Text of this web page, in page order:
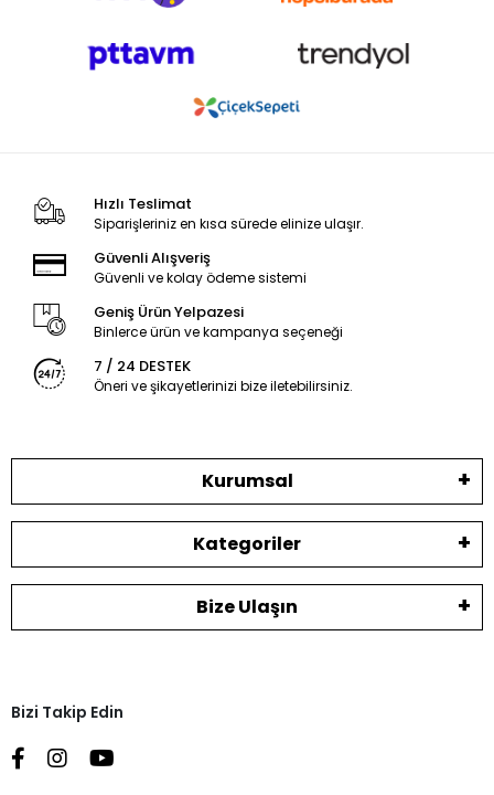
Hızlı Teslimat
Siparişleriniz en kısa sürede elinize ulaşır.
Güvenli Alışveriş
Güvenli ve kolay ödeme sistemi
Geniş Ürün Yelpazesi
Binlerce ürün ve kampanya seçeneği
7 / 24 DESTEK
Öneri ve şikayetlerinizi bize iletebilirsiniz.
Kurumsal
Kategoriler
Bize Ulaşın
Bizi Takip Edin